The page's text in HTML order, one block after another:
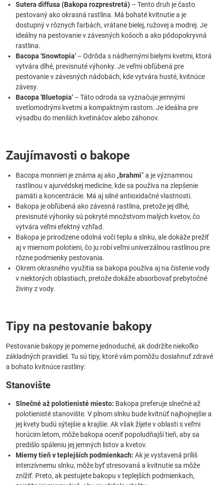
Sutera diffusa (Bakopa rozprestretá) – Tento druh je často
pestovaný ako okrasná rastlina. Má bohaté kvitnutie a je
dostupný v rôznych farbách, vrátane bielej, ružovej a modrej. Je
ideálny na pestovanie v závesných košoch a ako pôdopokryvná
rastlina.
Bacopa 'Snowtopia' – Odrôda s nádhernými bielymi kvetmi, ktorá
vytvára dlhé, previsnuté výhonky. Je veľmi obľúbená pre
pestovanie v závesných nádobách, kde vytvára husté, kvitnúce
závesy.
Bacopa 'Bluetopia' – Táto odroda sa vyznačuje jemnými
svetlomodrými kvetmi a kompaktným rastom. Je ideálna pre
výsadbu do menších kvetináčov alebo záhonov.
Zaujímavosti o bakope
Bacopa monnieri je známa aj ako „brahmi“ a je významnou
rastlinou v ajurvédskej medicíne, kde sa používa na zlepšenie
pamäti a koncentrácie. Má aj silné antioxidačné vlastnosti.
Bakopa je obľúbená ako závesná rastlina, pretože jej dlhé,
previsnuté výhonky sú pokryté množstvom malých kvetov, čo
vytvára veľmi efektný vzhľad.
Bakopa je prirodzene odolná voči teplu a slnku, ale dokáže prežiť
aj v miernom polotieni, čo ju robí veľmi univerzálnou rastlinou pre
rôzne podmienky pestovania.
Okrem okrasného využitia sa bakopa používa aj na čistenie vody
v niektorých oblastiach, pretože dokáže absorbovať prebytočné
živiny z vody.
Tipy na pestovanie bakopy
Pestovanie bakopy je pomerne jednoduché, ak dodržíte niekoľko
základných pravidiel. Tu sú tipy, ktoré vám pomôžu dosiahnuť zdravé
a bohato kvitnúce rastliny:
Stanovište
Slnečné až polotienisté miesto: Bakopa preferuje slnečné až
polotienisté stanovište. V plnom slnku bude kvitnúť najhojnejšie a
jej kvety budú sýtejšie a krajšie. Ak však žijete v oblasti s veľmi
horúcim letom, môže bakopa oceniť popoludňajší tieň, aby sa
predišlo spáleniu jej jemných listov a kvetov.
Mierny tieň v teplejších podmienkach: Ak je vystavená príliš
intenzívnemu slnku, môže byť stresovaná a kvitnutie sa môže
znížiť. Preto, ak pestujete bakopu v teplejších podmienkach,